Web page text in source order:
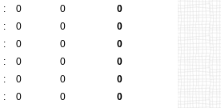
: 0 0
0
: 0 0
0
: 0 0
0
: 0 0
0
: 0 0
0
: 0 0
0